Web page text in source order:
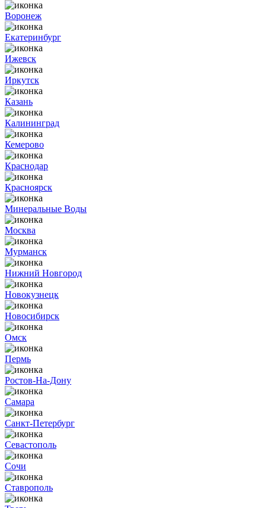
Воронеж
Екатеринбург
Ижевск
Иркутск
Казань
Калининград
Кемерово
Краснодар
Красноярск
Минеральные Воды
Москва
Мурманск
Нижний Новгород
Новокузнецк
Новосибирск
Омск
Пермь
Ростов-На-Дону
Самара
Санкт-Петербург
Севастополь
Сочи
Ставрополь